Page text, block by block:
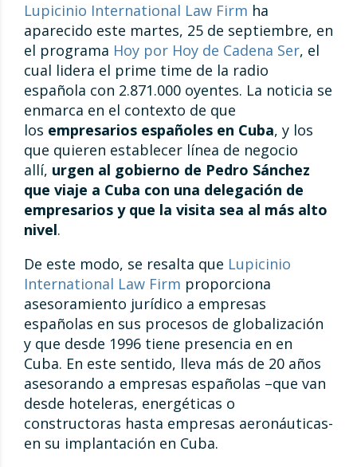
Lupicinio International Law Firm ha
aparecido este martes, 25 de septiembre, en
el programa Hoy por Hoy de Cadena Ser, el
cual lidera el prime time de la radio
española con 2.871.000 oyentes. La noticia se
enmarca en el contexto de que
los empresarios españoles en Cuba, y los
que quieren establecer línea de negocio
allí, urgen al gobierno de Pedro Sánchez
que viaje a Cuba con una delegación de
empresarios y que la visita sea al más alto
nivel.
De este modo, se resalta que Lupicinio
International Law Firm proporciona
asesoramiento jurídico a empresas
españolas en sus procesos de globalización
y que desde 1996 tiene presencia en en
Cuba. En este sentido, lleva más de 20 años
asesorando a empresas españolas –que van
desde hoteleras, energéticas o
constructoras hasta empresas aeronáuticas-
en su implantación en Cuba.